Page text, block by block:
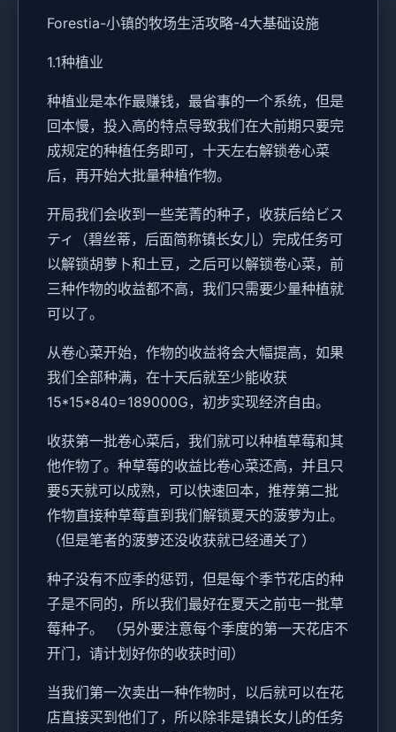
Forestia-小镇的牧场生活攻略-4大基础设施
1.1种植业
种植业是本作最赚钱，最省事的一个系统，但是
回本慢，投入高的特点导致我们在大前期只要完
成规定的种植任务即可，十天左右解锁卷心菜
后，再开始大批量种植作物。
开局我们会收到一些芜菁的种子，收获后给ビス
ティ（碧丝蒂，后面简称镇长女儿）完成任务可
以解锁胡萝卜和土豆，之后可以解锁卷心菜，前
三种作物的收益都不高，我们只需要少量种植就
可以了。
从卷心菜开始，作物的收益将会大幅提高，如果
我们全部种满，在十天后就至少能收获
15*15*840=189000G，初步实现经济自由。
收获第一批卷心菜后，我们就可以种植草莓和其
他作物了。种草莓的收益比卷心菜还高，并且只
要5天就可以成熟，可以快速回本，推荐第二批
作物直接种草莓直到我们解锁夏天的菠萝为止。
（但是笔者的菠萝还没收获就已经通关了）
种子没有不应季的惩罚，但是每个季节花店的种
子是不同的，所以我们最好在夏天之前屯一批草
莓种子。 （另外要注意每个季度的第一天花店不
开门，请计划好你的收获时间）
当我们第一次卖出一种作物时，以后就可以在花
店直接买到他们了，所以除非是镇长女儿的任务